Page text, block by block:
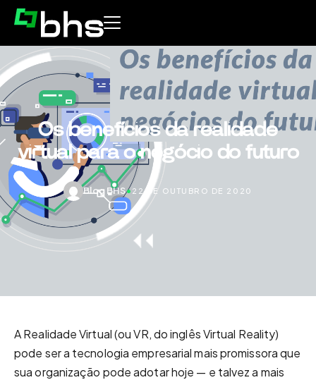
Os benefícios da realidade
virtual para o negócio do futuro
Blog BHS• 22 DE OUTUBRO DE 2020
A Realidade Virtual (ou VR, do inglês Virtual Reality)
pode ser a tecnologia empresarial mais promissora que
sua organização pode adotar hoje — e talvez a mais